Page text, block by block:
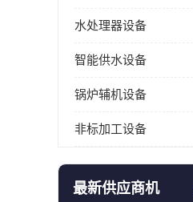
水处理器设备
智能供水设备
锅炉辅机设备
非标加工设备
最新供应商机